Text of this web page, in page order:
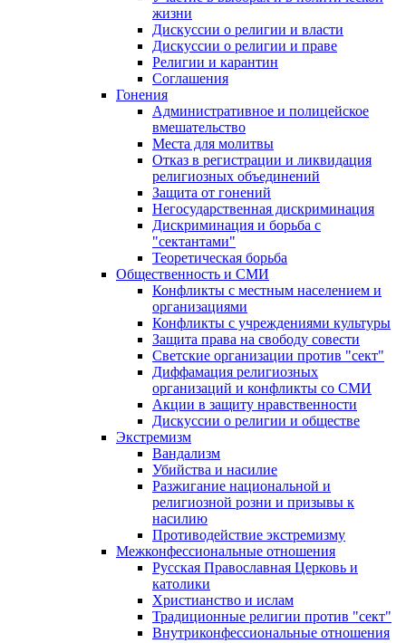
жизни
Дискуссии о религии и власти
Дискуссии о религии и праве
Религии и карантин
Соглашения
Гонения
Административное и полицейское
вмешательство
Места для молитвы
Отказ в регистрации и ликвидация
религиозных объединений
Защита от гонений
Негосударственная дискриминация
Дискриминация и борьба с
"сектантами"
Теоретическая борьба
Общественность и СМИ
Конфликты с местным населением и
организациями
Конфликты с учреждениями культуры
Защита права на свободу совести
Светские организации против "сект"
Диффамация религиозных
организаций и конфликты со СМИ
Акции в защиту нравственности
Дискуссии о религии и обществе
Экстремизм
Вандализм
Убийства и насилие
Разжигание национальной и
религиозной розни и призывы к
насилию
Противодействие экстремизму
Межконфессиональные отношения
Русская Православная Церковь и
католики
Христианство и ислам
Традиционные религии против "сект"
Внутриконфессиональные отношения